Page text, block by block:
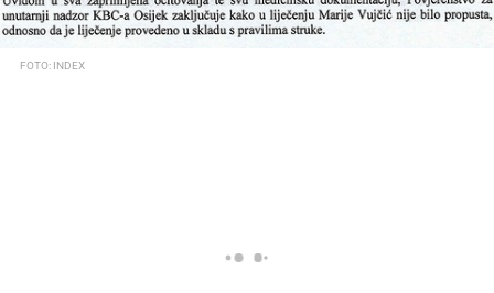
FOTO: INDEX